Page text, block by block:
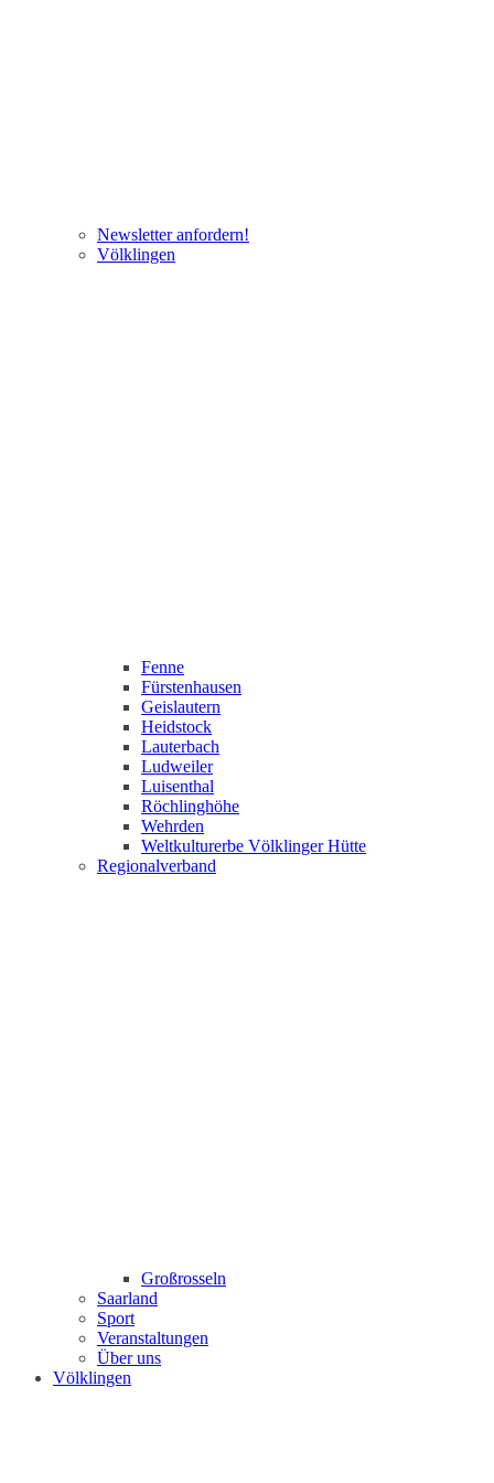
Newsletter anfordern!
Völklingen
Fenne
Fürstenhausen
Geislautern
Heidstock
Lauterbach
Ludweiler
Luisenthal
Röchlinghöhe
Wehrden
Weltkulturerbe Völklinger Hütte
Regionalverband
Großrosseln
Saarland
Sport
Veranstaltungen
Über uns
Völklingen